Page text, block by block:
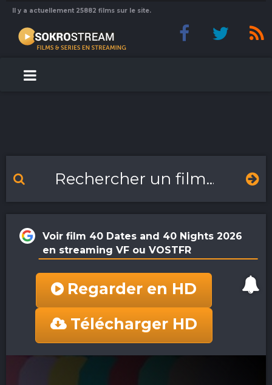
Il y a actuellement 25882 films sur le site.
Voir film 40 Dates and 40 Nights 2026
en streaming VF ou VOSTFR
Regarder en HD
Télécharger HD